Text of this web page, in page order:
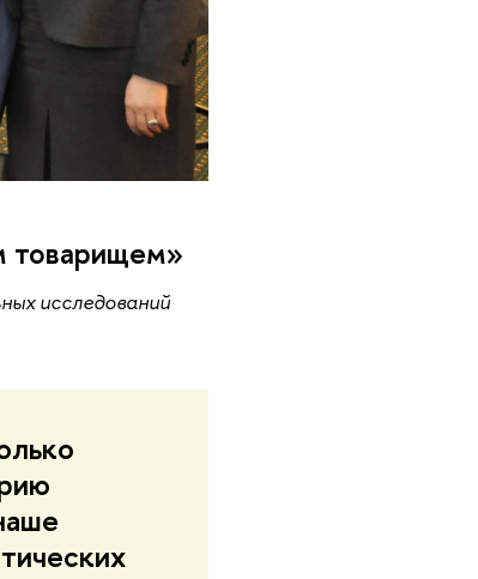
товарищем»
исследований